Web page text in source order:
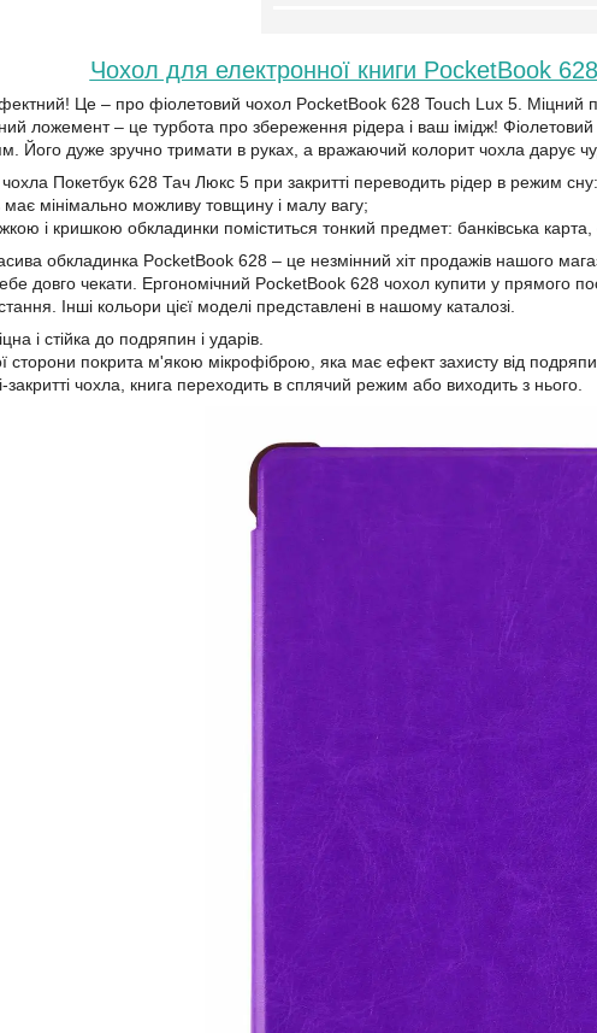
Чохол для електронної книги PocketBook 628
Це – про фіолетовий чохол PocketBook 628 Touch Lux 5. Міцний
ложемент – це турбота про збереження рідера і ваш імідж!
Його дуже зручно тримати в руках, а вражаючий колорит чохла дарує
Покетбук 628 Тач Люкс 5 при закритті переводить рідер в режим сну:
мінімально можливу товщину і малу вагу;
і кришкою обкладинки поміститься тонкий предмет: банківська
обкладинка PocketBook 628 – це незмінний хіт продажів нашого
довго чекати. Ергономічний PocketBook 628 чохол купити у прямого
Інші кольори цієї моделі представлені в нашому каталозі.
і стійка до подряпин і ударів.
сторони покрита м'якою мікрофіброю, яка має ефект захисту від
закритті чохла, книга переходить в сплячий режим або виходить з нього.